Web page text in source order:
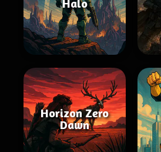
Halo
Horizon Zero
Dawn